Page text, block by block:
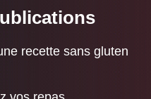
recette sans gluten